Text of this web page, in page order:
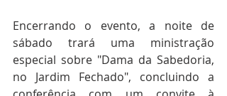
Encerrando o evento, a noite de
sábado trará uma ministração
especial sobre "Dama da Sabedoria,
no Jardim Fechado", concluindo a